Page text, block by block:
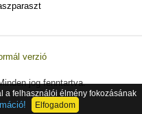
verzió
jog fenntartva.
a felhasználói élmény fokozásának
Elfogadom